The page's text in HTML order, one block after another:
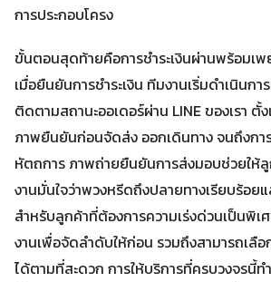
การประกอบโครง
ขั้นตอนสุดท้ายคือการชำระเงินผ่านพร้อมเพ
เมื่อยืนยันการชำระเงิน ทีมงานเริ่มดำเนินก
ติดตามสถานะออเดอร์ผ่าน LINE ของเรา ตั้
ภาพยืนยันก่อนจัดส่ง ออกเดินทาง จนถึงก
หัตถการ ภาพถ่ายยืนยันการส่งมอบช่วยให้ลู
งานมั่นใจว่าพวงหรีดถึงปลายทางเรียบร้อย
สำหรับลูกค้าที่ต้องการความเร่งด่วนเป็นพิเ
งานเพื่อจัดลำดับให้ก่อน รวมถึงสามารถเลื
ได้ตามที่สะดวก การให้บริการที่ครบวงจรนี้ท